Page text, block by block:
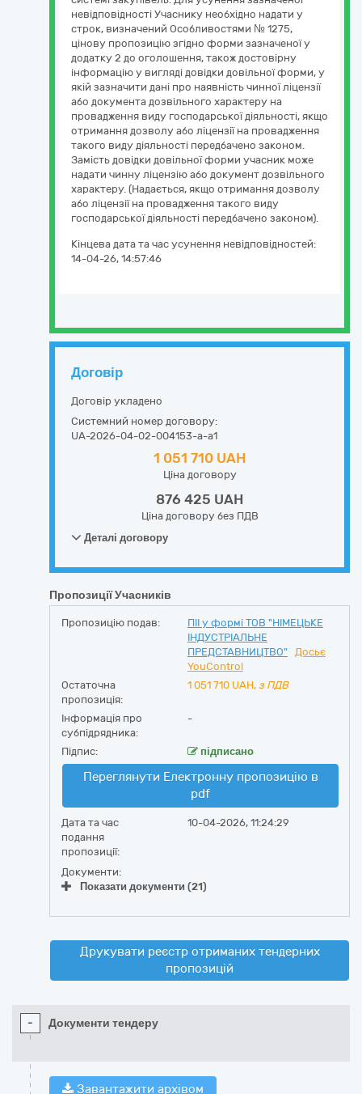
невідповідності Учаснику необхідно надати у
строк, визначений Особливостями № 1275,
цінову пропозицію згідно форми зазначеної у
додатку 2 до оголошення, також достовірну
інформацію у вигляді довідки довільної форми, у
якій зазначити дані про наявність чинної ліцензії
або документа дозвільного характеру на
провадження виду господарської діяльності, якщо
отримання дозволу або ліцензії на провадження
такого виду діяльності передбачено законом.
Замість довідки довільної форми учасник може
надати чинну ліцензію або документ дозвільного
характеру. (Надається, якщо отримання дозволу
або ліцензії на провадження такого виду
господарської діяльності передбачено законом).
Кінцева дата та час усунення невідповідностей:
14-04-26, 14:57:46
Договір
Договір укладено
Системний номер договору:
UA-2026-04-02-004153-a-a1
1 051 710 UAH
Ціна договору
876 425 UAH
Ціна договору без ПДВ
Деталі договору
Пропозиції Учасників
Пропозицію подав:
ПІІ у формі ТОВ "НІМЕЦЬКЕ
ІНДУСТРІАЛЬНЕ
ПРЕДСТАВНИЦТВО"
Досьє
YouControl
Остаточна
пропозиція:
1 051 710 UAH, з ПДВ
Інформація про
субпідрядника:
-
Підпис: підписано
Переглянути Електронну пропозицію в
pdf
Дата та час
подання
пропозиції:
10-04-2026, 11:24:29
Документи:
Показати документи (21)
Друкувати реєстр отриманих тендерних
пропозицій
- Документи тендеру
Завантажити архівом